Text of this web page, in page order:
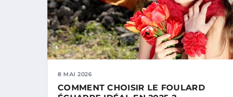
8 MAI 2026
COMMENT CHOISIR LE FOULARD